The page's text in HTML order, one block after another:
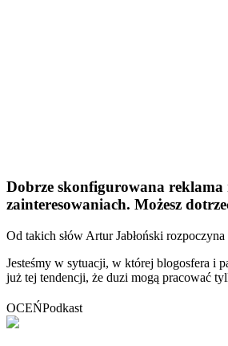
Dobrze skonfigurowana
zainteresowaniach. Możesz
Od takich słów Artur Jabłoński
Jesteśmy w sytuacji, w której blogosfera i
już tej tendencji, że duzi mogą pracować
OCEŃPodkast